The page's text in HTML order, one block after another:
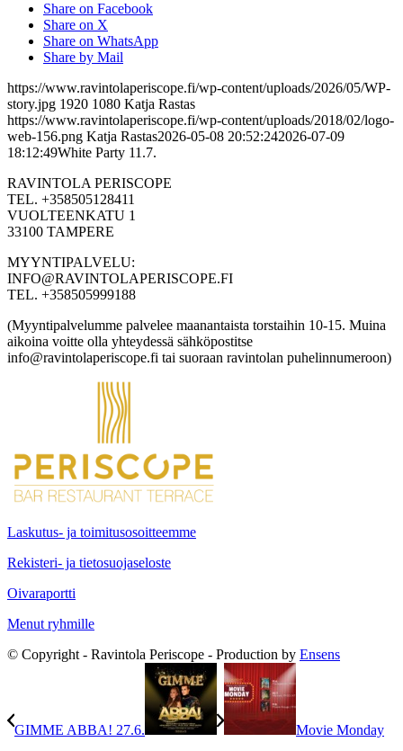
Share on Facebook
Share on X
Share on WhatsApp
Share by Mail
https://www.ravintolaperiscope.fi/wp-content/uploads/2026/05/WP-
story.jpg 1920 1080 Katja Rastas
https://www.ravintolaperiscope.fi/wp-content/uploads/2018/02/logo-
web-156.png Katja Rastas2026-05-08 20:52:242026-07-09
18:12:49White Party 11.7.
RAVINTOLA PERISCOPE
TEL. +358505128411
VUOLTEENKATU 1
33100 TAMPERE
MYYNTIPALVELU:
INFO@RAVINTOLAPERISCOPE.FI
TEL. +358505999188
(Myyntipalvelumme palvelee maanantaista torstaihin 10-15. Muina
aikoina voitte olla yhteydessä sähköpostitse
info@ravintolaperiscope.fi tai suoraan ravintolan puhelinnumeroon)
Laskutus- ja toimitusosoitteemme
Rekisteri- ja tietosuojaseloste
Oivaraportti
Menut ryhmille
© Copyright - Ravintola Periscope - Production by Ensens
GIMME ABBA! 27.6. Movie Monday